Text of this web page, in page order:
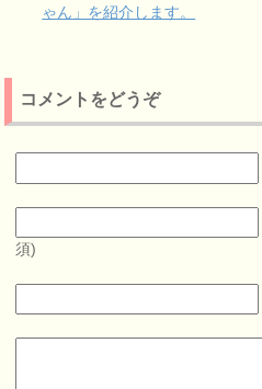
ゃん」を紹介します。
コメントをどうぞ
須)